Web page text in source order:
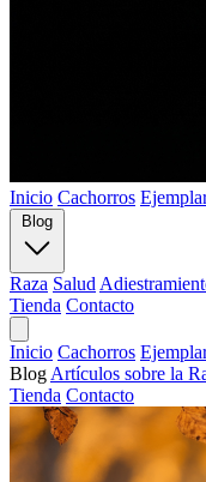
Inicio Cachorros
Raza Salud
Tienda Contacto
Inicio Cachorros
Blog Artículos sobre la
Tienda Contacto